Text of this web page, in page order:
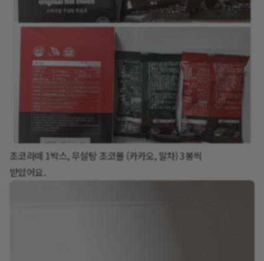
초코라떼 1박스, 무설탕 초코볼 (카카오, 말차) 3봉씩
받았어요.